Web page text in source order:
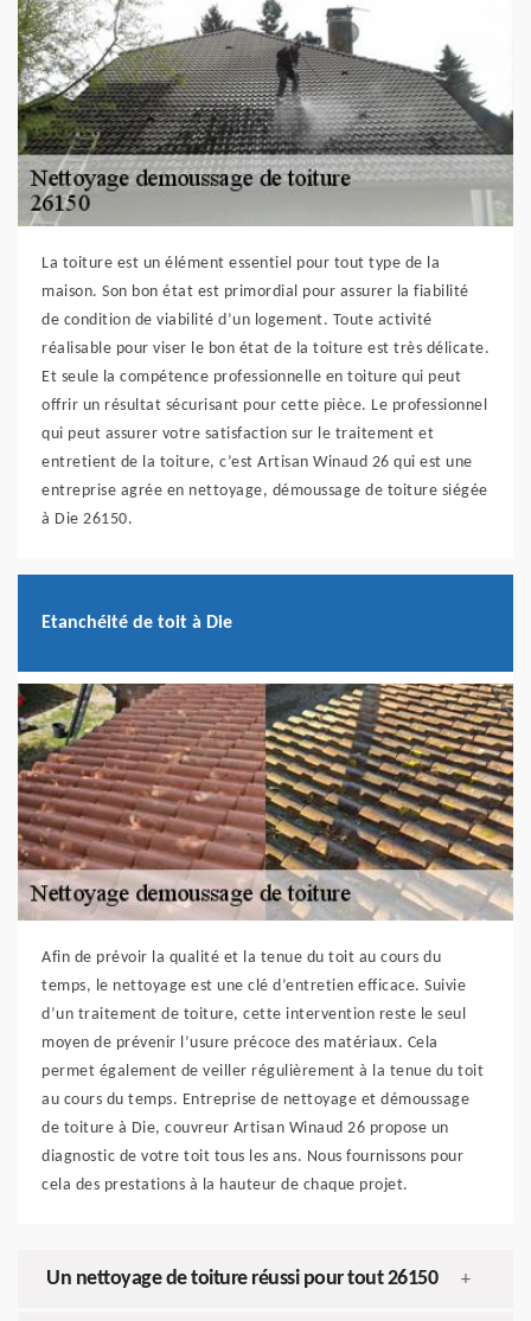
La toiture est un élément essentiel pour tout type de la
maison. Son bon état est primordial pour assurer la fiabilité
de condition de viabilité d’un logement. Toute activité
réalisable pour viser le bon état de la toiture est très délicate.
Et seule la compétence professionnelle en toiture qui peut
offrir un résultat sécurisant pour cette pièce. Le professionnel
qui peut assurer votre satisfaction sur le traitement et
entretient de la toiture, c’est Artisan Winaud 26 qui est une
entreprise agrée en nettoyage, démoussage de toiture siégée
à Die 26150.
Etanchéité de toit à Die
Afin de prévoir la qualité et la tenue du toit au cours du
temps, le nettoyage est une clé d’entretien efficace. Suivie
d’un traitement de toiture, cette intervention reste le seul
moyen de prévenir l’usure précoce des matériaux. Cela
permet également de veiller régulièrement à la tenue du toit
au cours du temps. Entreprise de nettoyage et démoussage
de toiture à Die, couvreur Artisan Winaud 26 propose un
diagnostic de votre toit tous les ans. Nous fournissons pour
cela des prestations à la hauteur de chaque projet.
Un nettoyage de toiture réussi pour tout 26150 +